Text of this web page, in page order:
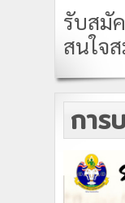
รับสมั
สนใจ
การ